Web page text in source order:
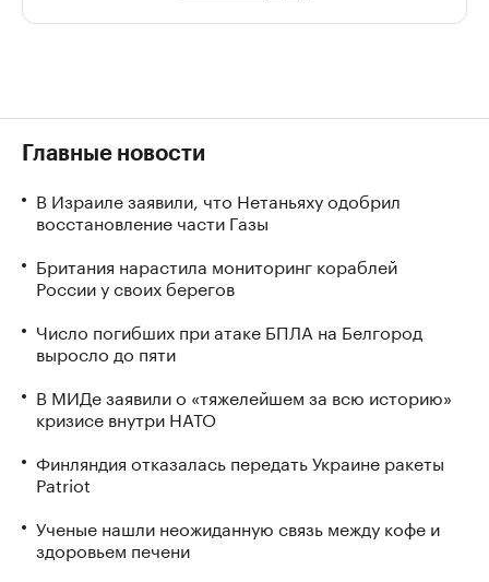
Главные новости
В Израиле заявили, что Нетаньяху одобрил
восстановление части Газы
Британия нарастила мониторинг кораблей
России у своих берегов
Число погибших при атаке БПЛА на Белгород
выросло до пяти
В МИДе заявили о «тяжелейшем за всю историю»
кризисе внутри НАТО
Финляндия отказалась передать Украине ракеты
Patriot
Ученые нашли неожиданную связь между кофе и
здоровьем печени